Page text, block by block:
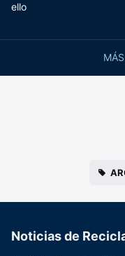
ello
Noticias de